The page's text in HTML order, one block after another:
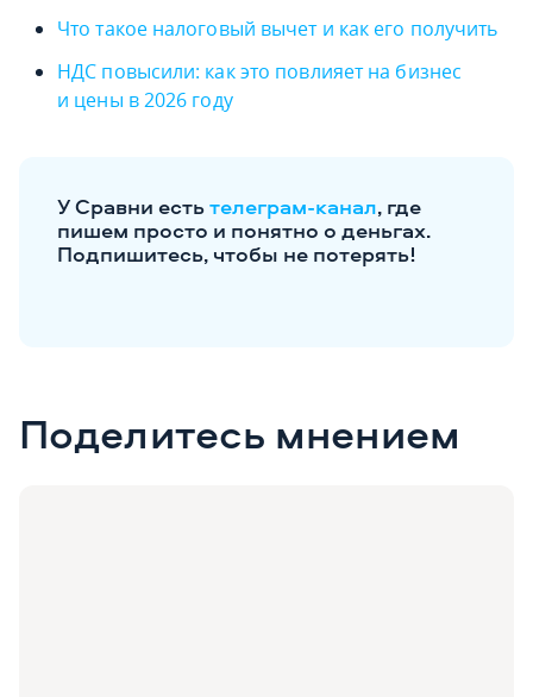
Что такое налоговый вычет и как его получить
НДС повысили: как это повлияет на бизнес
и цены в 2026 году
У Сравни естьтелеграм-канал, где
пишем просто и понятно о деньгах.
Подпишитесь, чтобы не потерять!
Поделитесь мнением